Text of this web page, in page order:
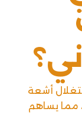
أشعة
مما يساهم